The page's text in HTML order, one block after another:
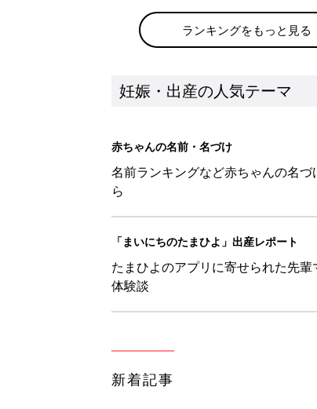
ランキングをもっと見る
妊娠・出産の人気テーマ
赤ちゃんの名前・名づけ
名前ランキングなど赤ちゃんの名づ
ら
「まいにちのたまひよ」出産レポート
たまひよのアプリに寄せられた先輩
体験談
新着記事